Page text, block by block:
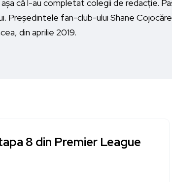
că l-au completat colegii de redacție.
Președintele fan-club-ului Shane
din aprilie 2019.
8 din Premier League